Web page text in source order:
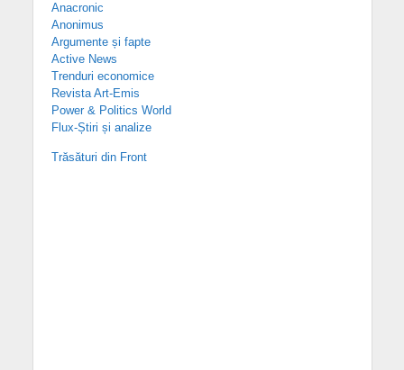
Anacronic
Anonimus
Argumente și fapte
Active News
Trenduri economice
Revista Art-Emis
Power & Politics World
Flux-Știri și analize
Trăsături din Front